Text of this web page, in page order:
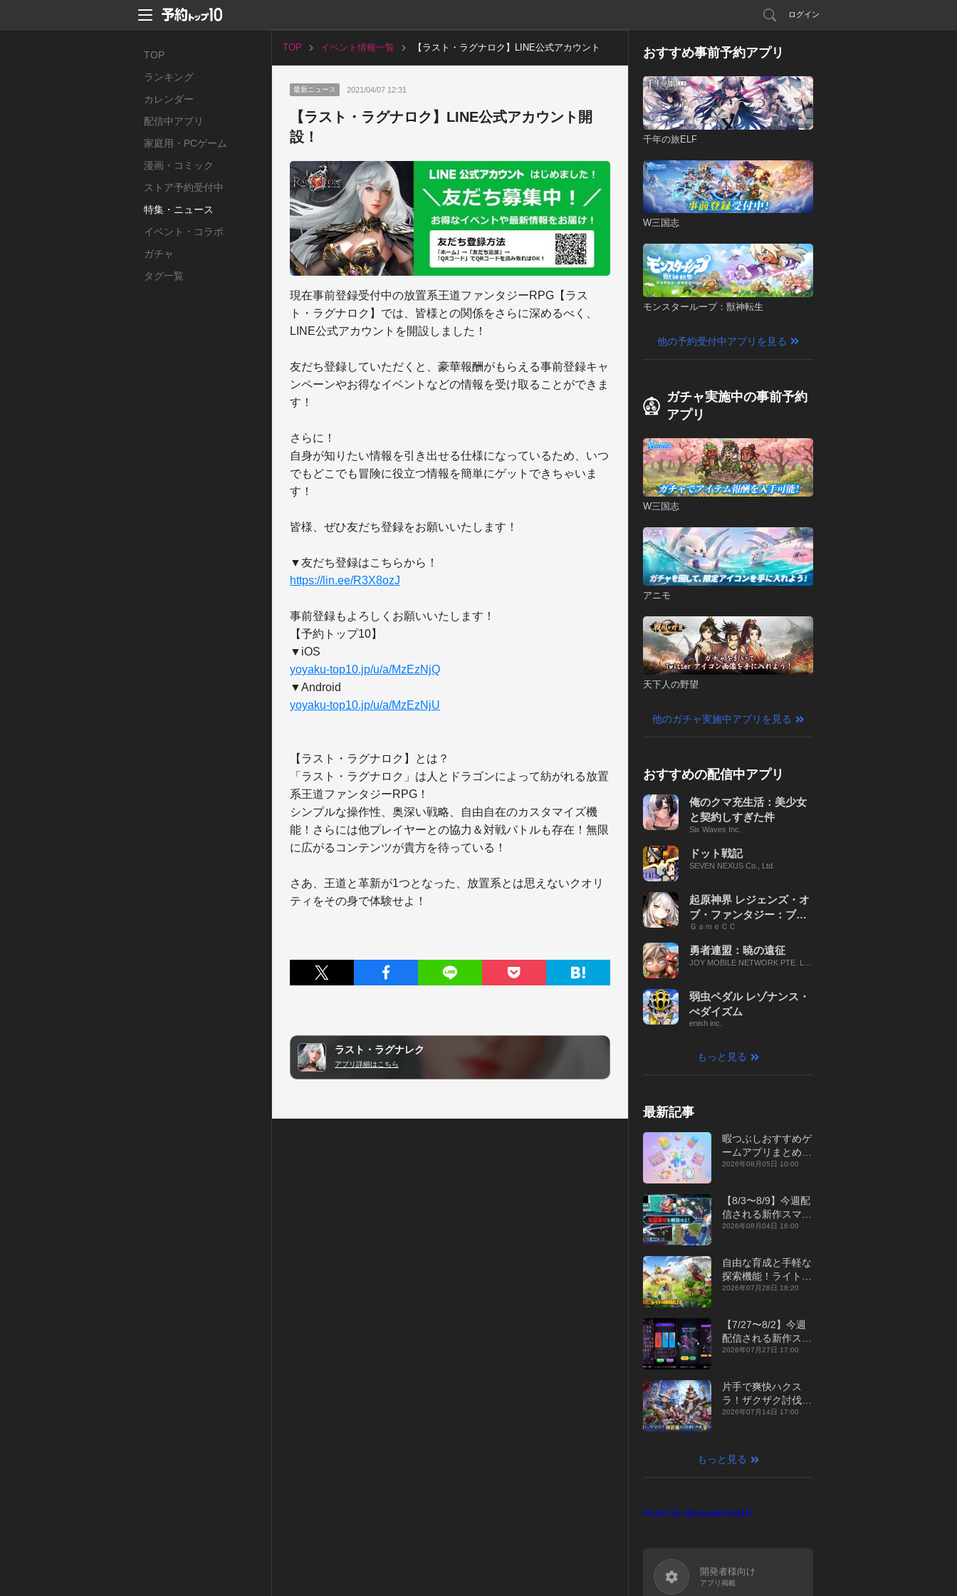
ログイン
TOP
ランキング
カレンダー
配信中アプリ
家庭用・PCゲーム
漫画・コミック
ストア予約受付中
特集・ニュース
イベント・コラボ
ガチャ
タグ一覧
TOP イベント情報一覧
【ラスト・ラグナロク】LINE公式アカウント
最新ニュース 2021/04/07 12:31
【ラスト・ラグナロク】LINE公式アカウント開
設！
現在事前登録受付中の放置系王道ファンタジーRPG【ラス
ト・ラグナロク】では、皆様との関係をさらに深めるべく、
LINE公式アカウントを開設しました！
友だち登録していただくと、豪華報酬がもらえる事前登録キャ
ンペーンやお得なイベントなどの情報を受け取ることができま
す！
さらに！
自身が知りたい情報を引き出せる仕様になっているため、いつ
でもどこでも冒険に役立つ情報を簡単にゲットできちゃいま
す！
皆様、ぜひ友だち登録をお願いいたします！
https://lin.ee/R3X8ozJ
事前登録もよろしくお願いいたします！
【予約トップ10】
yoyaku-top10.jp/u/a/MzEzNjQ
yoyaku-top10.jp/u/a/MzEzNjU
【ラスト・ラグナロク】とは？
「ラスト・ラグナロク」は人とドラゴンによって紡がれる放置
系王道ファンタジーRPG！
シンプルな操作性、奥深い戦略、自由自在のカスタマイズ機
能！さらには他プレイヤーとの協力＆対戦バトルも存在！無限
に広がるコンテンツが貴方を待っている！
さあ、王道と革新が1つとなった、放置系とは思えないクオリ
ラスト・ラグナレク
アプリ詳細はこちら
おすすめ事前予約アプリ
千年の旅ELF
W三国志
モンスターループ：獣神転生
他の予約受付中アプリを見る
ガチャ実施中の事前予約
アプリ
W三国志
アニモ
天下人の野望
他のガチャ実施中アプリを見る
おすすめの配信中アプリ
俺のクマ充生活：美少女
と契約しすぎた件
Six Waves Inc.
ドット戦記
SEVEN NEXUS Co., Ltd.
起原神界 レジェンズ・オ
ブ・ファンタジー：ブレ
イブ X
ＧａｍｅＣＣ
勇者連盟：暁の遠征
JOY MOBILE NETWORK PTE. LT
弱虫ペダル レゾナンス・
ぺダイズム
enish inc.
もっと見る
最新記事
暇つぶしおすすめゲ
ームアプリまとめ｜
オフライン対応あり
2026年08月05日 10:00
【8/3〜8/9】今週配
信される新作スマホ
ゲームをまとめてお
2026年08月04日 16:00
自由な育成と手軽な
探索機能！ライトカ
ジュアルMMORPG
征』【最新作PICKU
P】
2026年07月28日 18:20
【7/27〜8/2】今週
配信される新作スマ
ホゲームをまとめて
年】
2026年07月27日 17:00
片手で爽快ハクス
ラ！ザクザク討伐し
て神装備を集める放
【最新作PICKUP】
2026年07月14日 17:00
もっと見る
Posts by @yoyakutop10
開発者様向け
アプリ掲載